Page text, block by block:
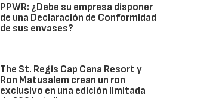
PPWR: ¿Debe su empresa disponer
de una Declaración de Conformidad
de sus envases?
The St. Regis Cap Cana Resort y
Ron Matusalem crean un ron
exclusivo en una edición limitada